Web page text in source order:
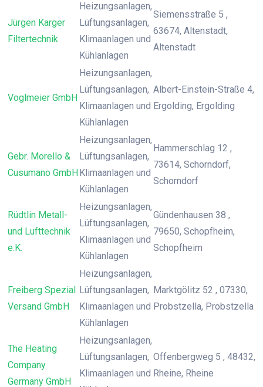
Jürgen Karger
Filtertechnik
Heizungsanlagen,
Lüftungsanlagen,
Klimaanlagen und
Kühlanlagen
Siemensstraße 5 ,
63674, Altenstadt,
Altenstadt
Voglmeier GmbH
Heizungsanlagen,
Lüftungsanlagen,
Klimaanlagen und
Kühlanlagen
Albert-Einstein-Straße 4,
Ergolding, Ergolding
Gebr. Morello &
Cusumano GmbH
Heizungsanlagen,
Lüftungsanlagen,
Klimaanlagen und
Kühlanlagen
Hammerschlag 12 ,
73614, Schorndorf,
Schorndorf
Rüdtlin Metall-
und Lufttechnik
e.K.
Heizungsanlagen,
Lüftungsanlagen,
Klimaanlagen und
Kühlanlagen
Gündenhausen 38 ,
79650, Schopfheim,
Schopfheim
Freiberg Spezial
Versand GmbH
Heizungsanlagen,
Lüftungsanlagen,
Klimaanlagen und
Kühlanlagen
Marktgölitz 52 , 07330,
Probstzella, Probstzella
The Heating
Company
Germany GmbH
Heizungsanlagen,
Lüftungsanlagen,
Klimaanlagen und
Offenbergweg 5 , 48432,
Rheine, Rheine